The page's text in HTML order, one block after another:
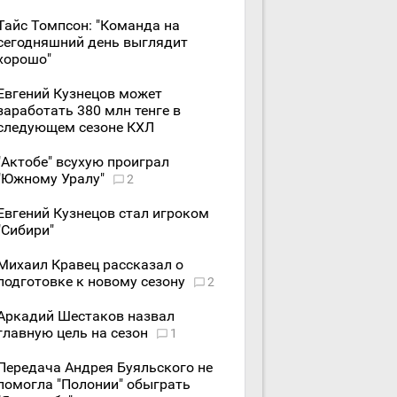
Томпсон: "Команда на
день выглядит
Кузнецов может
380 млн тенге в
сезоне КХЛ
всухую проиграл
Уралу"
2
Кузнецов стал игроком
Кравец рассказал о
к новому сезону
2
Шестаков назвал
цель на сезон
1
Андрея Буяльского не
"Полонии" обыграть